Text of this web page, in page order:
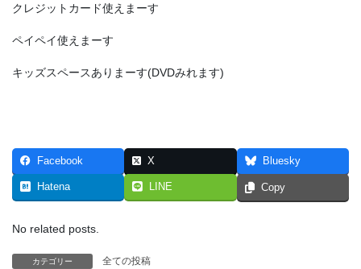
クレジットカード使えまーす
ペイペイ使えまーす
キッズスペースありまーす(DVDみれます)
Facebook X Bluesky
Hatena LINE Copy
No related posts.
カテゴリー 全ての投稿